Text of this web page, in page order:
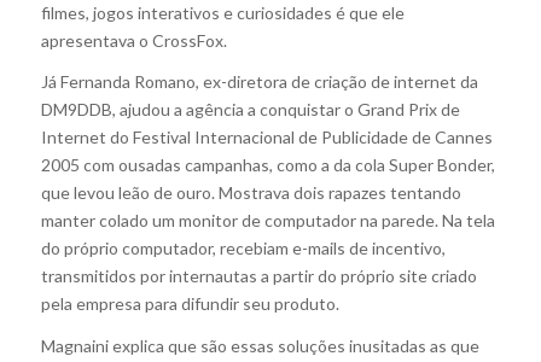
filmes, jogos interativos e curiosidades é que ele
apresentava o CrossFox.
Já Fernanda Romano, ex-diretora de criação de internet da
DM9DDB, ajudou a agência a conquistar o Grand Prix de
Internet do Festival Internacional de Publicidade de Cannes
2005 com ousadas campanhas, como a da cola Super Bonder,
que levou leão de ouro. Mostrava dois rapazes tentando
manter colado um monitor de computador na parede. Na tela
do próprio computador, recebiam e-mails de incentivo,
transmitidos por internautas a partir do próprio site criado
pela empresa para difundir seu produto.
Magnaini explica que são essas soluções inusitadas as que